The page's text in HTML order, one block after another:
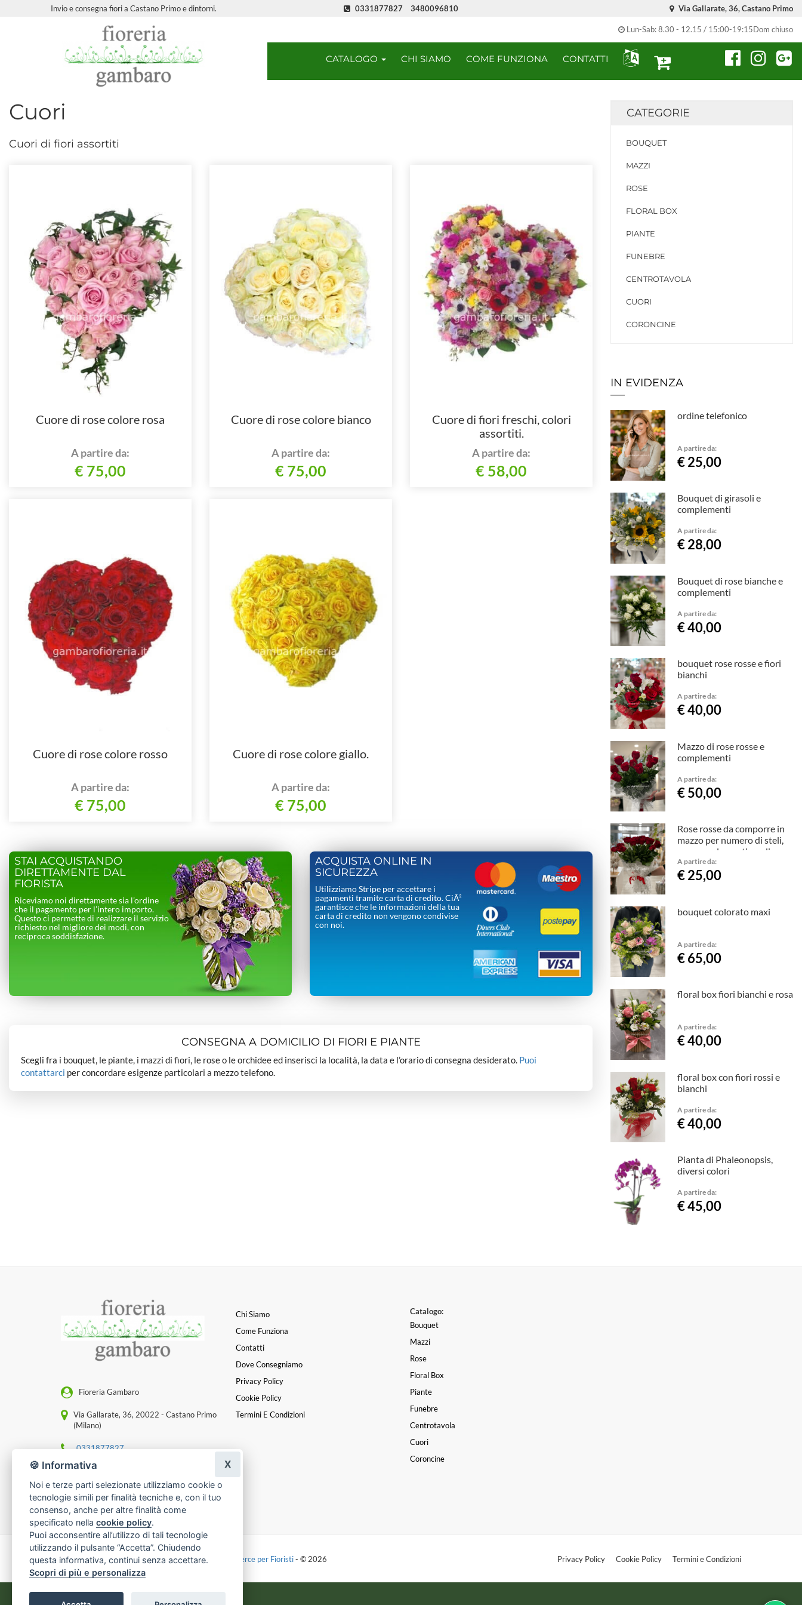
Invio e consegna fiori a Castano Primo e dintorni. 0331877827 3480096810 Via Gallarate, 36, Castano Primo
Lun-Sab: 8.30 - 12.15 / 15:00-19:15Dom chiuso
CATALOGO CHI SIAMO COME FUNZIONA CONTATTI
Cuori
Cuori di fiori assortiti
Cuore di rose colore rosa
A partire da:
€ 75,00
Cuore di rose colore bianco
A partire da:
€ 75,00
Cuore di fiori freschi, colori
assortiti.
A partire da:
€ 58,00
Cuore di rose colore rosso
A partire da:
€ 75,00
Cuore di rose colore giallo.
A partire da:
€ 75,00
STAI ACQUISTANDO
DIRETTAMENTE DAL
FIORISTA
Riceviamo noi direttamente sia l’ordine
che il pagamento per l’intero importo.
Questo ci permette di realizzare il servizio
richiesto nel migliore dei modi, con
reciproca soddisfazione.
ACQUISTA ONLINE IN
SICUREZZA
Utilizziamo Stripe per accettare i
pagamenti tramite carta di credito. CiÃ²
garantisce che le informazioni della tua
carta di credito non vengono condivise
con noi.
CONSEGNA A DOMICILIO DI FIORI E PIANTE
Scegli fra i bouquet, le piante, i mazzi di fiori, le rose o le orchidee ed inserisci la località, la data e l’orario di consegna desiderato. Puoi
contattarci per concordare esigenze particolari a mezzo telefono.
CATEGORIE
BOUQUET
MAZZI
ROSE
FLORAL BOX
PIANTE
FUNEBRE
CENTROTAVOLA
CUORI
CORONCINE
IN EVIDENZA
ordine telefonico
A partire da:
€ 25,00
Bouquet di girasoli e
complementi
A partire da:
€ 28,00
Bouquet di rose bianche e
complementi
A partire da:
€ 40,00
bouquet rose rosse e fiori
bianchi
A partire da:
€ 40,00
Mazzo di rose rosse e
complementi
A partire da:
€ 50,00
Rose rosse da comporre in
mazzo per numero di steli,
con complementi verdi
A partire da:
€ 25,00
bouquet colorato maxi
A partire da:
€ 65,00
floral box fiori bianchi e rosa
A partire da:
€ 40,00
floral box con fiori rossi e
bianchi
A partire da:
€ 40,00
Pianta di Phaleonopsis,
diversi colori
A partire da:
€ 45,00
Fioreria Gambaro
Via Gallarate, 36, 20022 - Castano Primo
(Milano)
0331877827
[email protected]
P. IVA 07990200151
Chi Siamo
Come Funziona
Contatti
Dove Consegniamo
Privacy Policy
Cookie Policy
Termini E Condizioni
Catalogo:
Bouquet
Mazzi
Rose
Floral Box
Piante
Funebre
Centrotavola
Cuori
Coroncine
Made with byInfoser.it-Realizzazione Siti ecommerce per Fioristi- © 2026 Privacy Policy Cookie Policy Termini e Condizioni
🍪 Informativa
Noi e terze parti selezionate utilizziamo cookie o
tecnologie simili per finalità tecniche e, con il tuo
consenso, anche per altre finalità come
specificato nella cookie policy.
Puoi acconsentire all’utilizzo di tali tecnologie
utilizzando il pulsante “Accetta”. Chiudendo
questa informativa, continui senza accettare.
Scopri di più e personalizza
X